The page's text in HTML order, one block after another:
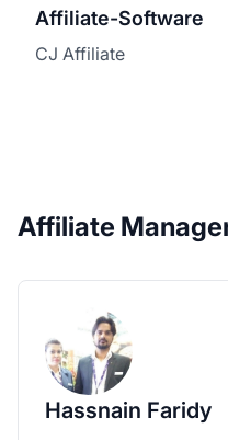
Affiliate-Software
CJ Affiliate
Affiliate
Hassnain Faridy